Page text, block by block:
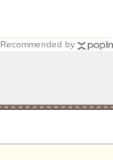
Recommended by